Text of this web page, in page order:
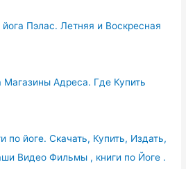
Пэлас. Летняя и Воскресная
Магазины Адреса. Где Купить
по йоге. Скачать, Купить, Издать,
Видео Фильмы , книги по Йоге .